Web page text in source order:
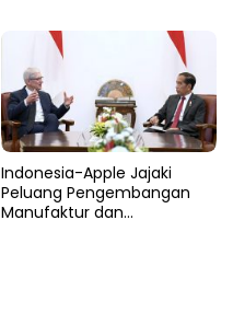
Indonesia-Apple Jajaki
Peluang Pengembangan
Manufaktur dan